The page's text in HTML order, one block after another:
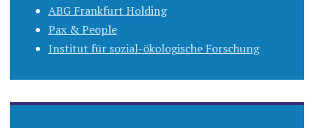
ABG Frankfurt Holding
Pax & People
Institut für sozial-ökologische Forschung